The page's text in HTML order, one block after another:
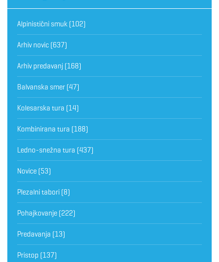
Alpinistični smuk (102)
Arhiv novic (637)
Arhiv predavanj (168)
Balvanska smer (47)
Kolesarska tura (14)
Kombinirana tura (188)
Ledno-snežna tura (437)
Novice (53)
Plezalni tabori (8)
Pohajkovanje (222)
Predavanja (13)
Pristop (137)